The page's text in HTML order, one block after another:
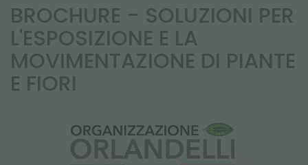
ALTRI RISULTATI PER TE:
CATALOGHI
NEWSLETTER
BROCHURE - SOLUZIONI PER
L'ESPOSIZIONE E LA
MOVIMENTAZIONE DI PIANTE
E FIORI